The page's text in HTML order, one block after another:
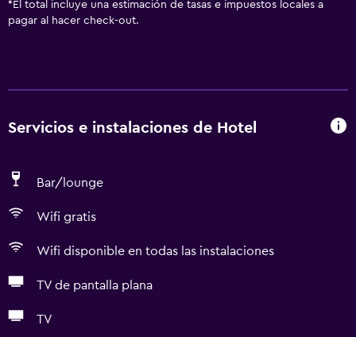
* El total incluye una estimación de tasas e impuestos locales a
pagar al hacer check-out.
Servicios e instalaciones de Hotel
Bar/lounge
Wifi gratis
Wifi disponible en todas las instalaciones
TV de pantalla plana
TV